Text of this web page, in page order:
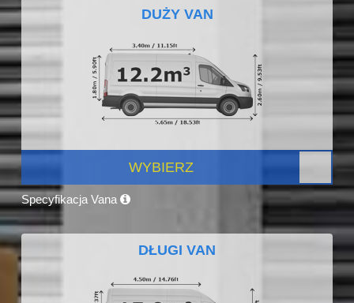
DUŻY VAN
WYBIERZ
Specyfikacja Vana
DŁUGI VAN